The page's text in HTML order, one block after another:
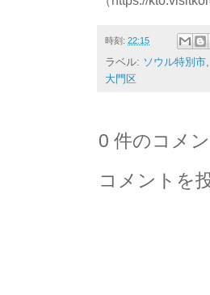
時刻: 22:15
ラベル: ソウル特別市
大門区
0 件のコメ
コメントを